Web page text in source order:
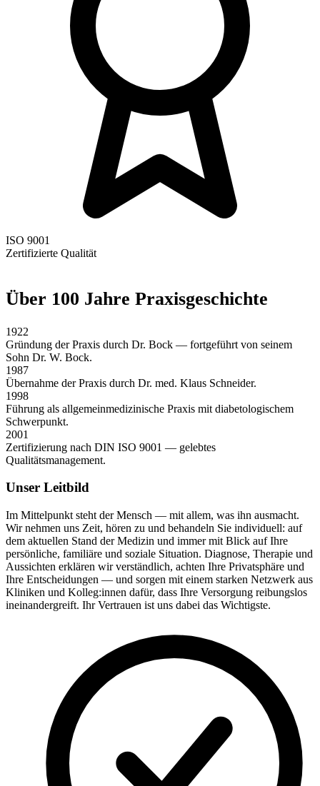
ISO 9001
Zertifizierte Qualität
Über 100 Jahre Praxisgeschichte
1922
Gründung der Praxis durch Dr. Bock — fortgeführt von seinem
Sohn Dr. W. Bock.
1987
Übernahme der Praxis durch Dr. med. Klaus Schneider.
1998
Führung als allgemeinmedizinische Praxis mit diabetologischem
Schwerpunkt.
2001
Zertifizierung nach DIN ISO 9001 — gelebtes
Qualitätsmanagement.
Unser Leitbild
Im Mittelpunkt steht der Mensch — mit allem, was ihn ausmacht.
Wir nehmen uns Zeit, hören zu und behandeln Sie individuell: auf
dem aktuellen Stand der Medizin und immer mit Blick auf Ihre
persönliche, familiäre und soziale Situation. Diagnose, Therapie und
Aussichten erklären wir verständlich, achten Ihre Privatsphäre und
Ihre Entscheidungen — und sorgen mit einem starken Netzwerk aus
Kliniken und Kolleg:innen dafür, dass Ihre Versorgung reibungslos
ineinandergreift. Ihr Vertrauen ist uns dabei das Wichtigste.